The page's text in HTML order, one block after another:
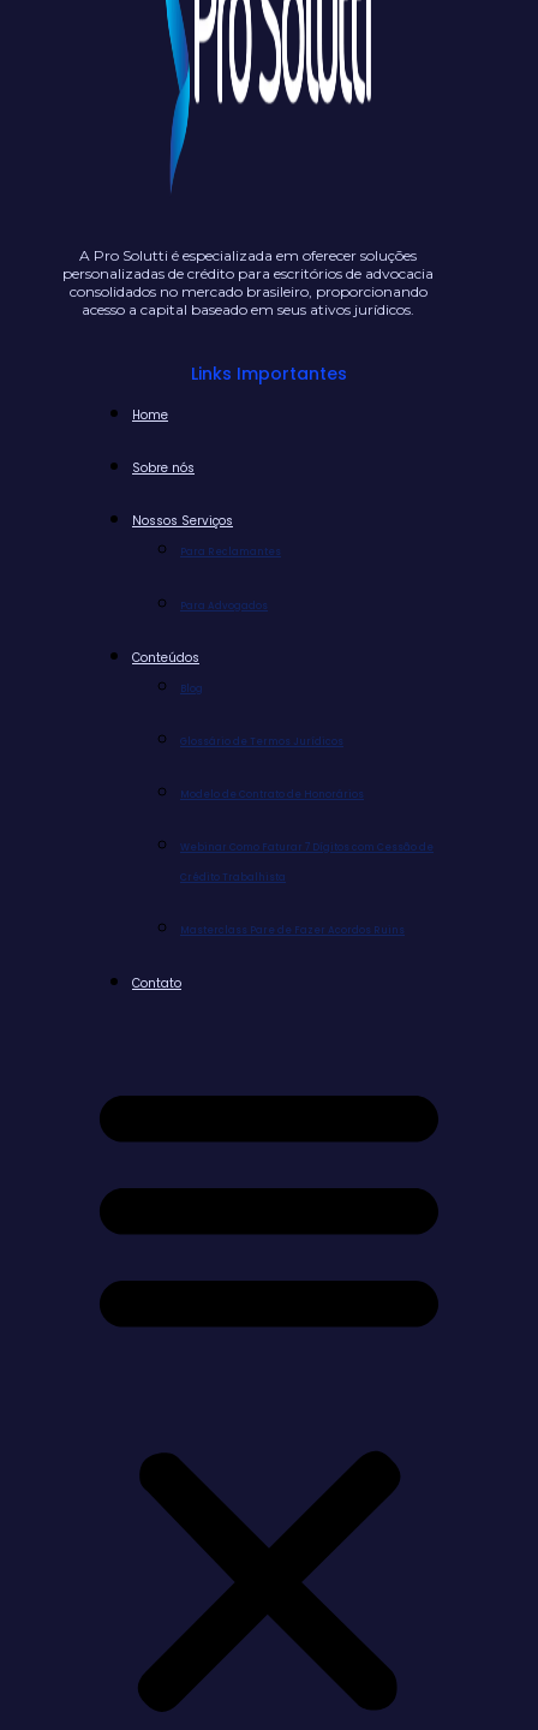
A Pro Solutti é especializada em oferecer soluções
personalizadas de crédito para escritórios de advocacia
consolidados no mercado brasileiro, proporcionando
acesso a capital baseado em seus ativos jurídicos.
Links Importantes
Home
Sobre nós
Nossos Serviços
Para Reclamantes
Para Advogados
Conteúdos
Blog
Glossário de Termos Jurídicos
Modelo de Contrato de Honorários
Webinar Como Faturar 7 Dígitos com Cessão de
Crédito Trabalhista
Masterclass Pare de Fazer Acordos Ruins
Contato